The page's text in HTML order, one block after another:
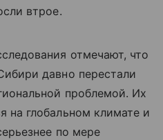
втрое.
отмечают, что
давно перестали
проблемой. Их
на глобальном климате и
по мере